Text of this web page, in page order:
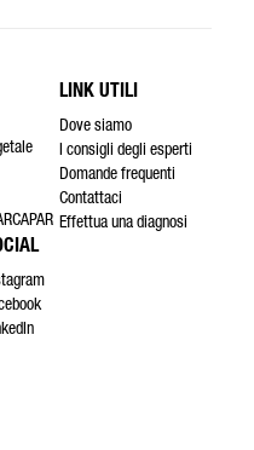
LINK UTILI
Dove siamo
I consigli degli esperti
Domande frequenti
Contattaci
Effettua una diagnosi